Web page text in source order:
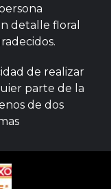
detalle floral
de realizar
parte de la
de dos